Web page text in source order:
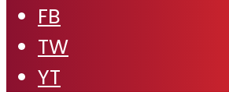
FB
TW
YT